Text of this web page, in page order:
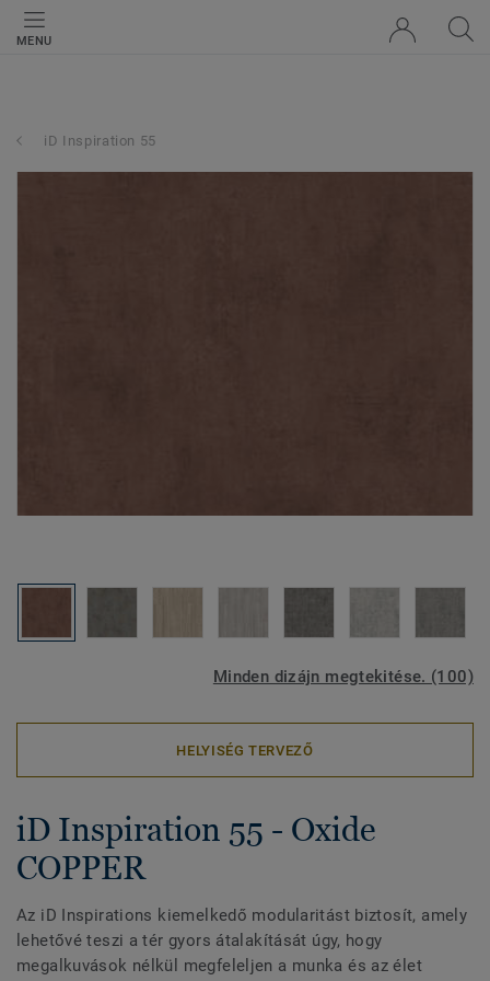
MENU
iD Inspiration 55
Minden dizájn megtekitése. (100)
HELYISÉG TERVEZŐ
iD Inspiration 55 - Oxide
COPPER
Az iD Inspirations kiemelkedő modularitást biztosít, amely
lehetővé teszi a tér gyors átalakítását úgy, hogy
megalkuvások nélkül megfeleljen a munka és az élet